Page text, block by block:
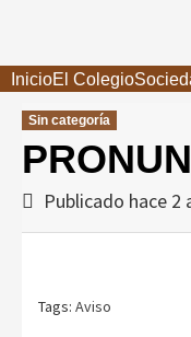
contenido
InicioEl Colegio
Sin categoría
Publicado hace 2
Tags: Aviso